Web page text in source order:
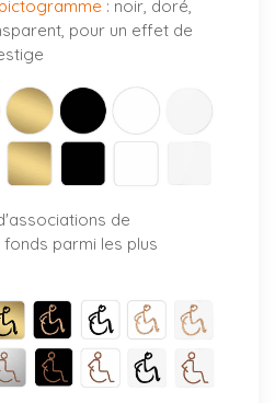
: noir, doré,
pour un effet de
de
parmi les plus